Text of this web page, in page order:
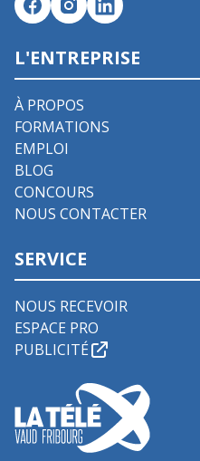
L'ENTREPRISE
À PROPOS
FORMATIONS
EMPLOI
BLOG
CONCOURS
NOUS CONTACTER
SERVICE
NOUS RECEVOIR
ESPACE PRO
PUBLICITÉ